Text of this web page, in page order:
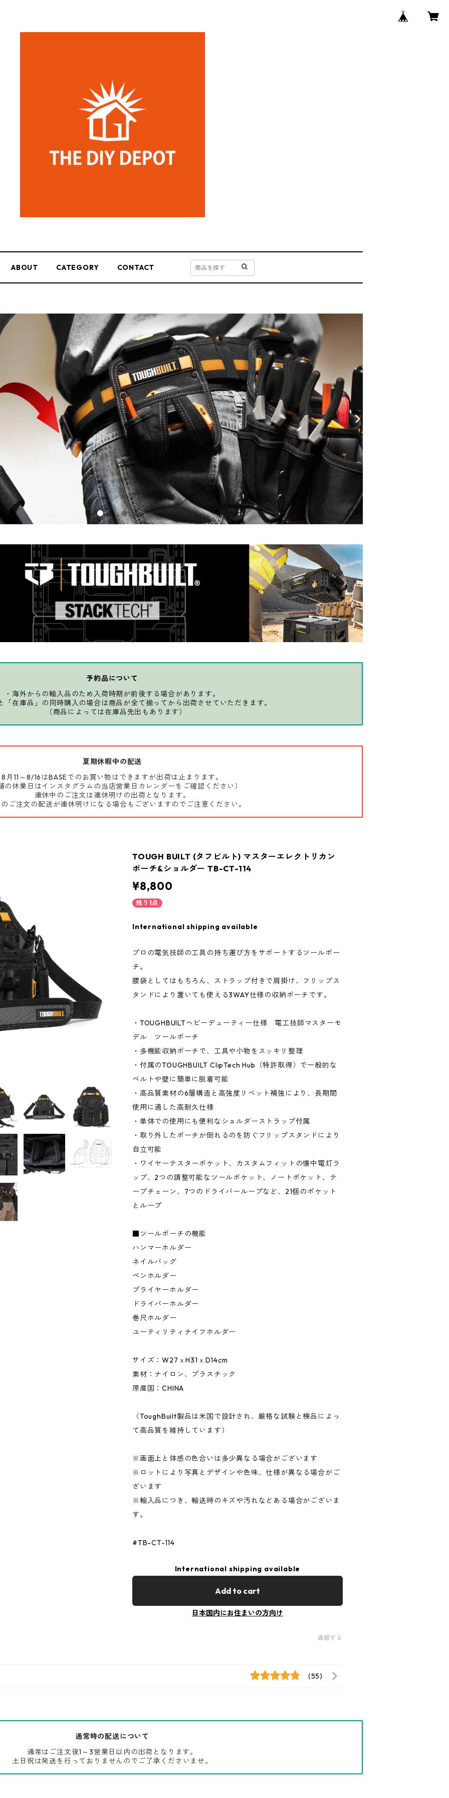
ABOUT CATEGORY CONTACT
予約品について
・海外からの輸入品のため入荷時期が前後する場合があります。
「在庫品」の同時購入の場合は商品が全て揃ってから出荷させていただきます。
（商品によっては在庫品先出もあります）
夏期休暇中の配送
8月11～8/16はBASEでのお買い物はできますが出荷は止まります。
の休業日はインスタグラムの当店営業日カレンダーをご確認ください）
連休中のご注文は連休明けの出荷となります。
ご注文の配送が連休明けになる場合もございますのでご注意ください。
TOUGH BUILT (タフビルト) マスターエレクトリカン
ポーチ&ショルダー TB-CT-114
¥8,800
残り1点
International shipping available
プロの電気技師の工具の持ち運び方をサポートするツールポー
チ。
腰袋としてはもちろん、ストラップ付きで肩掛け、フリップス
タンドにより置いても使える3WAY仕様の収納ポーチです。
・TOUGHBUILTヘビーデューティー仕様 電工技師マスターモ
デル ツールポーチ
・多機能収納ポーチで、工具や小物をスッキリ整理
・付属のTOUGHBUILT ClipTech Hub（特許取得）で一般的な
ベルトや壁に簡単に脱着可能
・高品質素材の6層構造と高強度リベット補強により、長期間
使用に適した高耐久仕様
・単体での使用にも便利なショルダーストラップ付属
・取り外したポーチが倒れるのを防ぐフリップスタンドにより
自立可能
・ワイヤーテスターポケット、カスタムフィットの懐中電灯ラ
ップ、2つの調整可能なツールポケット、ノートポケット、テ
ープチェーン、7つのドライバーループなど、21個のポケット
とループ
■ツールポーチの機能
ハンマーホルダー
ネイルバッグ
ペンホルダー
プライヤーホルダー
ドライバーホルダー
巻尺ホルダー
ユーティリティナイフホルダー
サイズ：W27ｘH31ｘD14cm
素材：ナイロン、プラスチック
原産国：CHINA
（ToughBuilt製品は米国で設計され、厳格な試験と検品によっ
て高品質を維持しています）
※画面上と体感の色合いは多少異なる場合がございます
※ロットにより写真とデザインや色味、仕様が異なる場合がご
ざいます
※輸入品につき、輸送時のキズや汚れなどある場合がございま
す。
#TB-CT-114
International shipping available
Add to cart
日本国内にお住まいの方向け
通報する
(55)
通常時の配送について
通常はご注文後1～3営業日以内の出荷となります。
土日祝は発送を行っておりませんのでご了承くださいませ。